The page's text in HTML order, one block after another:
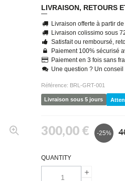
LIVRAISON, RETOURS
Livraison offerte à partir
Livraison colissimo sous
Satisfait ou remboursé,
Paiement 100% sécurisé
Paiement en 3 fois sans
Une question ? Un
Référence: BRL-GRT-001
Livraison sous 5 jours
300,00 € -25%
QUANTITY